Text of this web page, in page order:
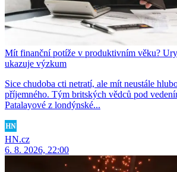
Mít finanční potíže v produktivním věku?
ukazuje výzkum
Sice chudoba cti netratí, ale mít neustále
příjemného. Tým britských vědců pod
Patalayové z londýnské...
HN.cz
6. 8. 2026, 22:00